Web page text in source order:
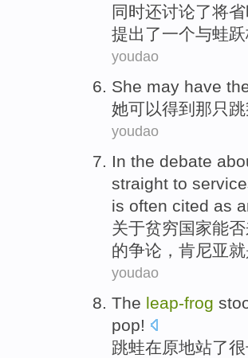
同时还讨论了将
提出了一个与蛙
youdao
She may have
她可以得到那只跳
youdao
In the debate
straight to
is often cited as
关于贫穷国家能否
的争论 ， 肯尼亚
youdao
The leap-frog
pop!
跳蛙在原地站了很